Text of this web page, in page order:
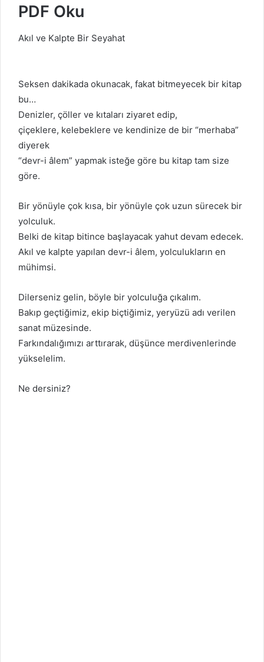
PDF Oku
Akıl ve Kalpte Bir Seyahat
Seksen dakikada okunacak, fakat bitmeyecek bir kitap
bu…
Denizler, çöller ve kıtaları ziyaret edip,
çiçeklere, kelebeklere ve kendinize de bir “merhaba”
diyerek
“devr-i âlem” yapmak isteğe göre bu kitap tam size
göre.
Bir yönüyle çok kısa, bir yönüyle çok uzun sürecek bir
yolculuk.
Belki de kitap bitince başlayacak yahut devam edecek.
Akıl ve kalpte yapılan devr-i âlem, yolculukların en
mühimsi.
Dilerseniz gelin, böyle bir yolculuğa çıkalım.
Bakıp geçtiğimiz, ekip biçtiğimiz, yeryüzü adı verilen
sanat müzesinde.
Farkındalığımızı arttırarak, düşünce merdivenlerinde
yükselelim.
Ne dersiniz?